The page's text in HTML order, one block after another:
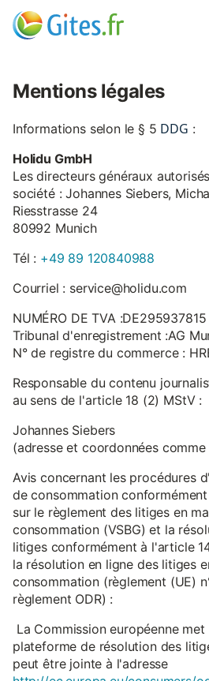
Mentions légales
Informations selon le § 5 DDG :
Holidu GmbH
Les directeurs généraux
société : Johannes Siebers,
Riesstrasse 24
80992 Munich
Tél : +49 89 120840988
Courriel : service@holidu.com
NUMÉRO DE TVA :DE295937815
Tribunal d'enregistrement :AG
N° de registre du commerce :
Responsable du contenu
au sens de l'article 18 (2) MStV :
Johannes Siebers
(adresse et coordonnées comme
Avis concernant les procédures
de consommation
sur le règlement des litiges en
consommation (VSBG) et la
litiges conformément à l'article
la résolution en ligne des litiges
consommation (règlement (UE)
règlement ODR) :
La Commission européenne
plateforme de résolution des
peut être jointe à l'adresse